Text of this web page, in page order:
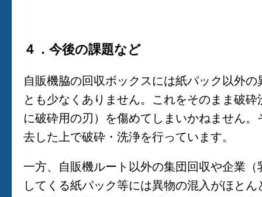
４．今後の課題など
自販機脇の回収ボックスには紙パック以外
とも少なくありません。これをそのまま破
に破砕用の刃）を傷めてしまいかねません
去した上で破砕・洗浄を行っています。
一方、自販機ルート以外の集団回収や企業
してくる紙パック等には異物の混入がほと